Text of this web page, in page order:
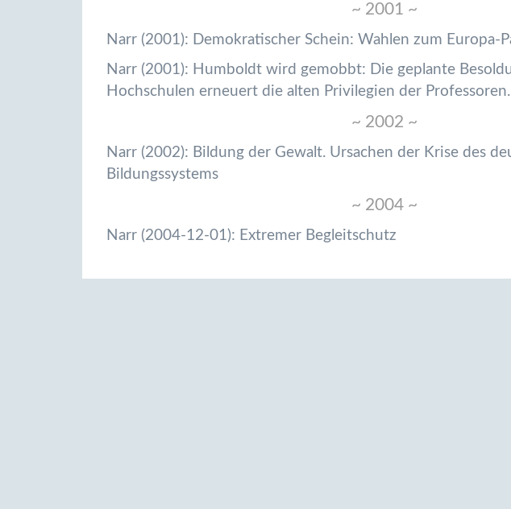
~ 2001 ~
Narr (2001): Demokratischer Schein: Wahlen zum Europa-
Narr (2001): Humboldt wird gemobbt: Die geplante
Hochschulen erneuert die alten Privilegien der Professoren.
~ 2002 ~
Narr (2002): Bildung der Gewalt. Ursachen der Krise des
Bildungssystems
~ 2004 ~
Narr (2004-12-01): Extremer Begleitschutz